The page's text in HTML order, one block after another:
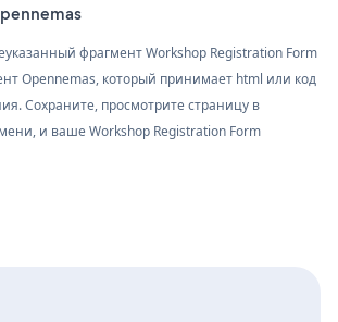
фрагмент Workshop Registration Form
Opennemas, который принимает html или код
Сохраните, просмотрите страницу в
и ваше Workshop Registration Form